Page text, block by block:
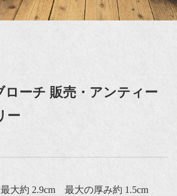
ローチ 販売・アンティー
ー
大約 2.9cm 最大の厚み約 1.5cm